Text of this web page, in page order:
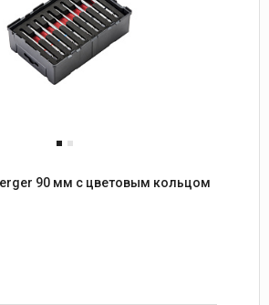
90 мм с цветовым кольцом